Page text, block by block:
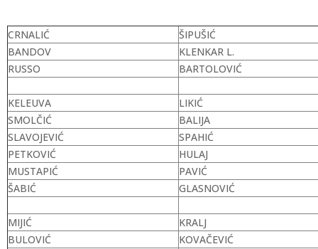
CRNALIĆ
ŠIPUŠIĆ
BANDOV
KLENKAR L.
RUSSO
BARTOLOVIĆ
KELEUVA
LIKIĆ
SMOLČIĆ
BALIJA
SLAVOJEVIĆ
SPAHIĆ
PETKOVIĆ
HULAJ
MUSTAPIĆ
PAVIĆ
ŠABIĆ
GLASNOVIĆ
MIJIĆ
KRALJ
BULOVIĆ
KOVAČEVIĆ